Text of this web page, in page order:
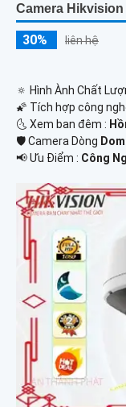
Camera Hikvision
30% liên hệ
🔅 Hình Ành Chất
🌠 Tích hợp công
🌜 Xem ban đêm :
🛡 Camera Dòng
️📢 Ưu Điểm : Công